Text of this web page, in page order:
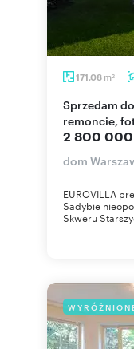
171,08 m2
Sprzedam dom bliźniak 5 pokoi, po
remoncie,
2 800 000
dom
EUROVILLA
Sadybie
Skweru